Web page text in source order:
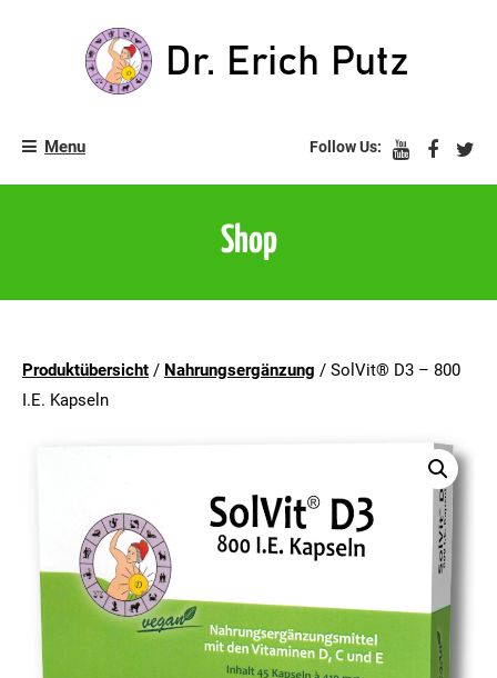
Menu Follow Us:
Shop
Produktübersicht / Nahrungsergänzung / SolVit® D3 – 800
I.E. Kapseln